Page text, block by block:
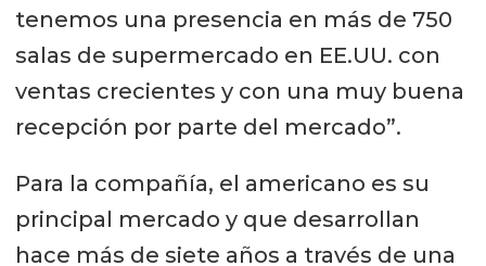
tenemos una presencia en más de 750
salas de supermercado en EE.UU. con
ventas crecientes y con una muy buena
recepción por parte del mercado”.
Para la compañía, el americano es su
principal mercado y que desarrollan
hace más de siete años a través de una